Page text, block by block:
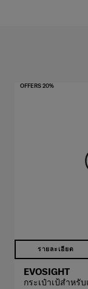
รายละเอียด
OFFERS 20%
EVOSIGHT
กระเป๋าเป้สำหรั